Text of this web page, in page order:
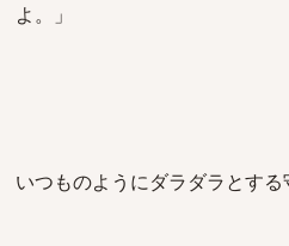
よ。」
いつものようにダラダラとする